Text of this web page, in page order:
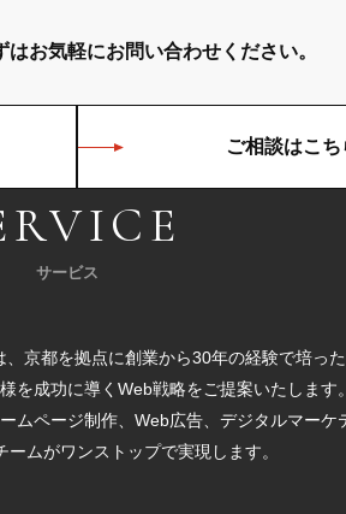
はお気軽にお問い合わせください。
ご相談はこち
サービス
京都を拠点に創業から30年の経験で培った
を成功に導くWeb戦略をご提案いたします。
ムページ制作、Web広告、デジタルマーケ
ムがワンストップで実現します。